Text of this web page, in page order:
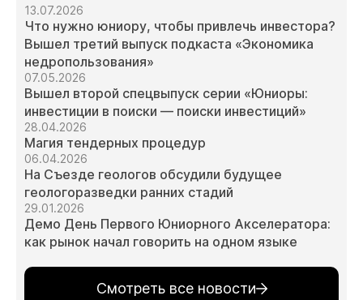
13.07.2026
Что нужно юниору, чтобы привлечь инвестора?
Вышел третий выпуск подкаста «Экономика
недропользования»
07.05.2026
Вышел второй спецвыпуск серии «Юниоры:
инвестиции в поиски — поиски инвестиций»
28.04.2026
Магия тендерных процедур
06.04.2026
На Съезде геологов обсудили будущее
геологоразведки ранних стадий
29.01.2026
Демо День Первого Юниорного Акселератора:
как рынок начал говорить на одном языке
Смотреть все новости